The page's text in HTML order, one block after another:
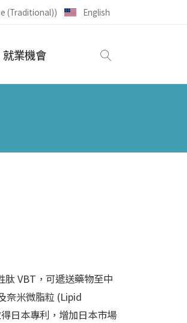
(Traditional)) English
就業機會
肽 VBT，可遞送藥物至中
奈米微脂粒 (Lipid
日本專利，增加日本市場